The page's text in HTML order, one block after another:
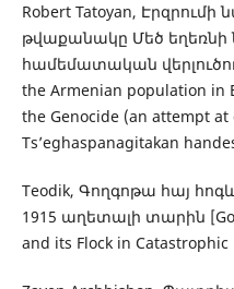
Robert Tatoyan,
թվաքանակը Մեծ եղեռնի
համեմատական
the Armenian population in
the Genocide (an attempt at
Ts’eghaspanagitakan
Teodik, Գողգոթա հայ
1915 աղետալի տարին
and its Flock in Catastrophic